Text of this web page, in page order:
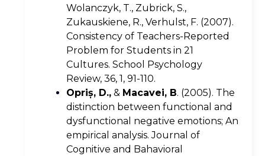
Wolanczyk, T., Zubrick, S.,
Zukauskiene, R., Verhulst, F. (2007).
Consistency of Teachers-Reported
Problem for Students in 21
Cultures. School Psychology
Review, 36, 1, 91-110.
Opriş, D.,& Macavei, B. (2005). The
distinction between functional and
dysfunctional negative emotions; An
empirical analysis. Journal of
Cognitive and Bahavioral